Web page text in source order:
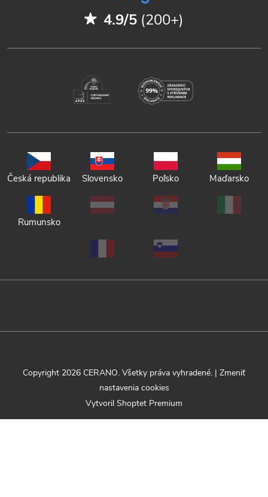
4.9/5 (200+)
Česká republika Slovensko Poľsko Maďarsko
Rumunsko
Vytvoril Shoptet Premium
Copyright 2026 CERANO. Všetky práva vyhradené. | Zmeniť
nastavenia cookies